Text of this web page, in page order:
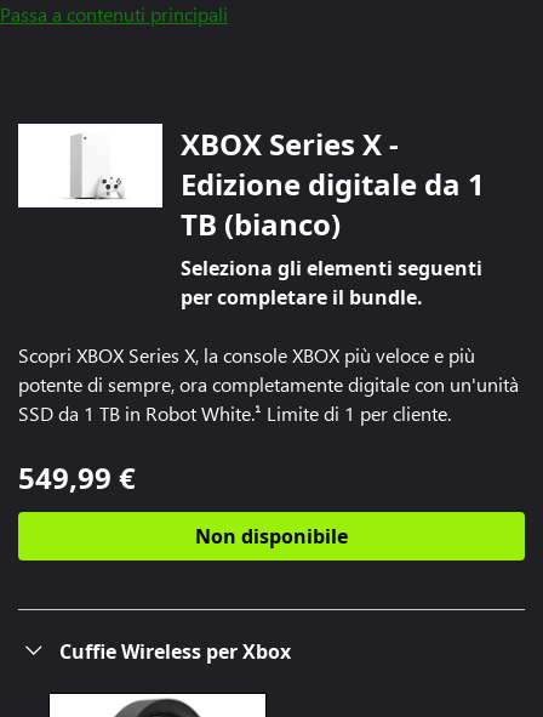
Passa a contenuti principali
XBOX Series X -
Edizione digitale da 1
TB (bianco)
Seleziona gli elementi seguenti
per completare il bundle.
Scopri XBOX Series X, la console XBOX più veloce e più
potente di sempre, ora completamente digitale con un'unità
SSD da 1 TB in Robot White.¹ Limite di 1 per cliente.
549,99 €
Non disponibile
Cuffie Wireless per Xbox